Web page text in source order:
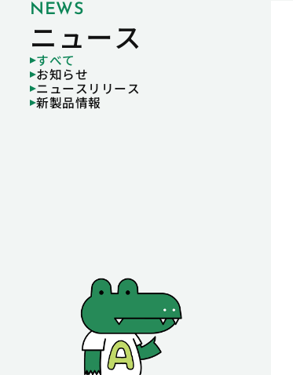
NEWS
ニュース
すべて
お知らせ
ニュースリリース
新製品情報